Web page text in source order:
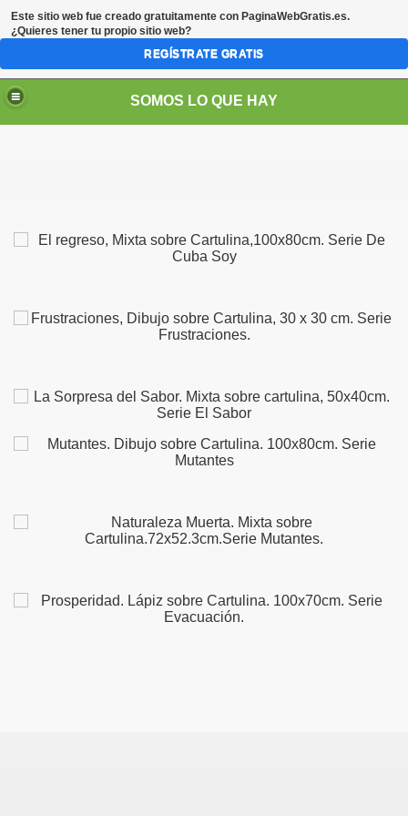
SOMOS LO QUE HAY
Este sitio web fue creado gratuitamente con PaginaWebGratis.es.
¿Quieres tener tu propio sitio web?
REGÍSTRATE GRATIS